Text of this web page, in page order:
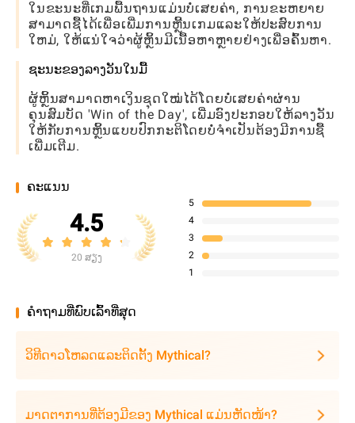
ໃນຂະນະທີ່ເກມພື້ນຖານແມ່ນບໍ່ເສຍຄ່າ, ການຂະຫຍາຍ
ສາມາດຊື້ໄດ້ເພື່ອເພີ່ມການຫຼີ້ນເກມແລະໃຫ້ປະສົບການ
ໃຫມ່, ໃຫ້ແນ່ໃຈວ່າຜູ້ຫຼິ້ນມີເນື້ອຫາຫຼາຍຢ່າງເພື່ອຄົ້ນຫາ.
ຊະນະຂອງລາງວັນໃນມື້
ຜູ້ຫຼິ້ນສາມາດຫາເງິນຊຸດໃໝ່ໄດ້ໂດຍບໍ່ເສຍຄ່າຜ່ານ
ຄຸນສົມບັດ 'Win of the Day', ເພີ່ມອົງປະກອບໃຫ້ລາງວັນ
ໃຫ້ກັບການຫຼິ້ນແບບປົກກະຕິໂດຍບໍ່ຈໍາເປັນຕ້ອງມີການຊື້
ເພີ່ມເຕີມ.
ຄະແນນ
4.5
20 ສຽງ
5
4
3
2
1
ຄໍາຖາມທີ່ພົບເລົ້າທີ່ສຸດ
ວິທີດາວໂຫລດແລະຕິດຕັ້ງ Mythical?
ມາດຕາການທີ່ຕ້ອງມີຂອງ Mythical ແມ່ນຫັດໜ້າ?